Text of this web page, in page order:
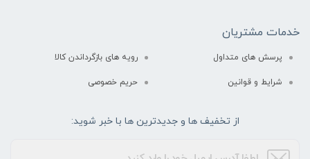
خدمات مشتریان
پرسش های متداول رویه های بازگرداندن کالا
شرایط و قوانین حریم خصوصی
از تخفیف ها و جدیدترین ها با خبر شوید: